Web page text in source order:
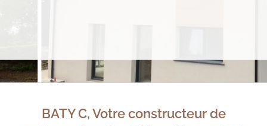
BATY C, Votre constructeur de